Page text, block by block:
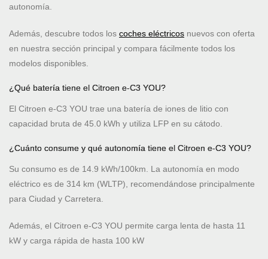
autonomía.
Además, descubre todos los coches eléctricos nuevos con oferta
en nuestra sección principal y compara fácilmente todos los
modelos disponibles.
¿Qué batería tiene el Citroen e-C3 YOU?
El Citroen e-C3 YOU trae una batería de iones de litio con
capacidad bruta de 45.0 kWh y utiliza LFP en su cátodo.
¿Cuánto consume y qué autonomía tiene el Citroen e-C3 YOU?
Su consumo es de 14.9 kWh/100km. La autonomía en modo
eléctrico es de 314 km (WLTP), recomendándose principalmente
para Ciudad y Carretera.
Además, el Citroen e-C3 YOU permite carga lenta de hasta 11
kW y carga rápida de hasta 100 kW